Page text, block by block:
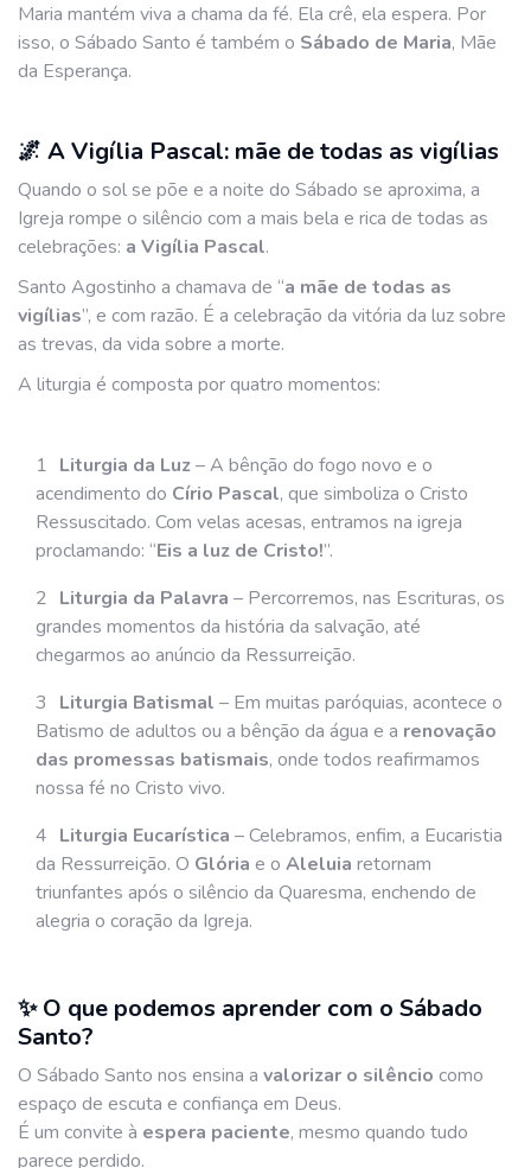
Maria mantém viva a chama da fé. Ela crê, ela espera. Por
isso, o Sábado Santo é também o Sábado de Maria, Mãe
da Esperança.
🌌 A Vigília Pascal: mãe de todas as vigílias
Quando o sol se põe e a noite do Sábado se aproxima, a
Igreja rompe o silêncio com a mais bela e rica de todas as
celebrações: a Vigília Pascal.
Santo Agostinho a chamava de “a mãe de todas as
vigílias”, e com razão. É a celebração da vitória da luz sobre
as trevas, da vida sobre a morte.
A liturgia é composta por quatro momentos:
Liturgia da Luz– A bênção do fogo novo e o
acendimento do Círio Pascal, que simboliza o Cristo
Ressuscitado. Com velas acesas, entramos na igreja
proclamando: “Eis a luz de Cristo!”.
Liturgia da Palavra – Percorremos, nas Escrituras, os
grandes momentos da história da salvação, até
chegarmos ao anúncio da Ressurreição.
Liturgia Batismal – Em muitas paróquias, acontece o
Batismo de adultos ou a bênção da água e a renovação
das promessas batismais, onde todos reafirmamos
nossa fé no Cristo vivo.
Liturgia Eucarística – Celebramos, enfim, a Eucaristia
da Ressurreição. O Glória e o Aleluia retornam
triunfantes após o silêncio da Quaresma, enchendo de
alegria o coração da Igreja.
✨ O que podemos aprender com o Sábado
Santo?
O Sábado Santo nos ensina a valorizar o silêncio como
espaço de escuta e confiança em Deus.
É um convite à espera paciente, mesmo quando tudo
parece perdido.